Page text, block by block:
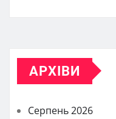
АРХІВИ
Серпень 2026